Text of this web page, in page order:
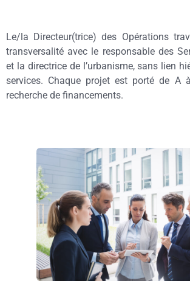
Le/la Directeur(trice) des Opérations
transversalité avec le responsable des
et la directrice de l’urbanisme, sans lien
services. Chaque projet est porté de A
recherche de financements.